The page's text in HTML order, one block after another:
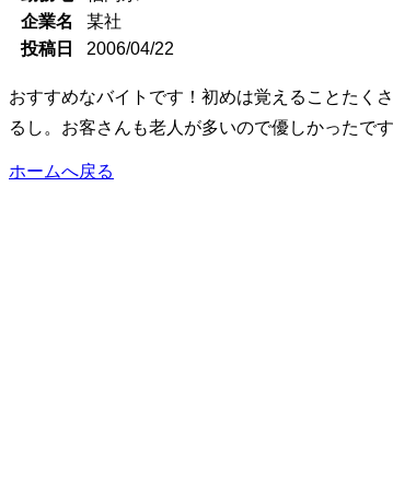
企業名
某社
投稿日
2006/04/22
おすすめなバイトです！初めは覚えることたく
るし。お客さんも老人が多いので優しかったで
ホームへ戻る